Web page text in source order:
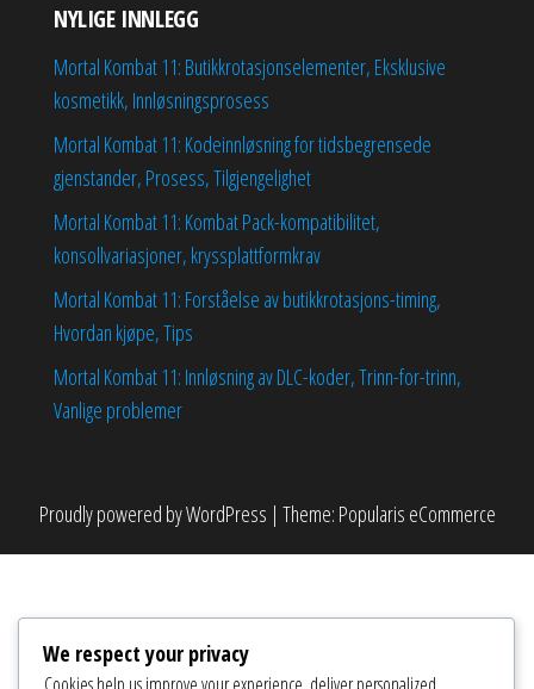
NYLIGE INNLEGG
Mortal Kombat 11: Butikkrotasjonselementer, Eksklusive
kosmetikk, Innløsningsprosess
Mortal Kombat 11: Kodeinnløsning for tidsbegrensede
gjenstander, Prosess, Tilgjengelighet
Mortal Kombat 11: Kombat Pack-kompatibilitet,
konsollvariasjoner, kryssplattformkrav
Mortal Kombat 11: Forståelse av butikkrotasjons-timing,
Hvordan kjøpe, Tips
Mortal Kombat 11: Innløsning av DLC-koder, Trinn-for-trinn,
Vanlige problemer
Proudly powered byWordPress | Theme: Popularis eCommerce
We respect your privacy